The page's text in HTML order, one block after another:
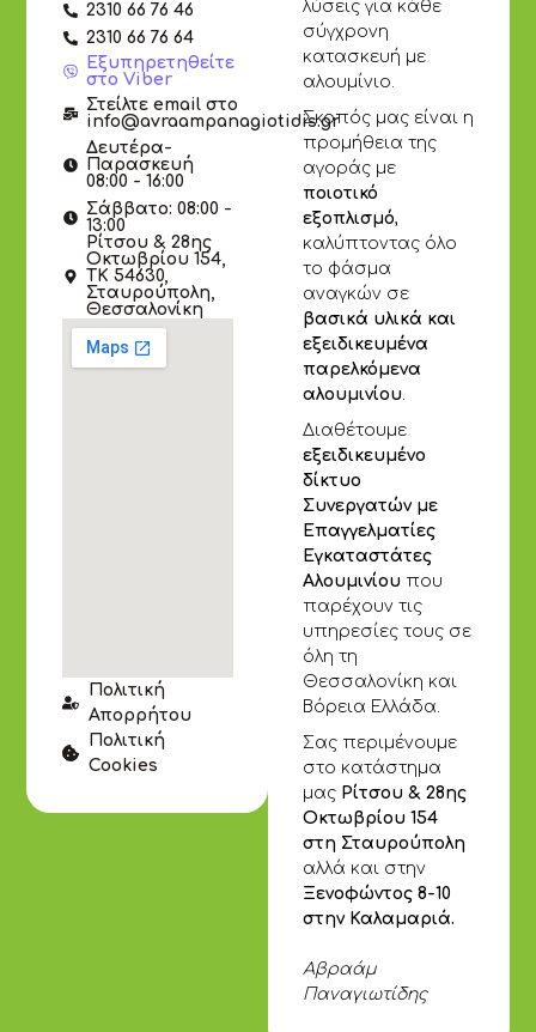
λύσεις για κάθε
σύγχρονη
κατασκευή με
αλουμίνιο.
Σκοπός μας είναι η
προμήθεια της
αγοράς με
ποιοτικό
εξοπλισμό,
καλύπτοντας όλο
το φάσμα
αναγκών σε
βασικά υλικά και
εξειδικευμένα
παρελκόμενα
αλουμινίου.
Διαθέτουμε
εξειδικευμένο
δίκτυο
Συνεργατών με
Επαγγελματίες
Εγκαταστάτες
Αλουμινίου που
παρέχουν τις
υπηρεσίες τους σε
όλη τη
Θεσσαλονίκη και
Βόρεια Ελλάδα.
Σας περιμένουμε
στο κατάστημα
μας Ρίτσου & 28ης
Οκτωβρίου 154
στη Σταυρούπολη
αλλά και στην
Ξενοφώντος 8-10
στην Καλαμαριά.
Αβραάμ
Παναγιωτίδης
2310 66 76 46
2310 66 76 64
Εξυπηρετηθείτε
στο Viber
Στείλτε email στο
info@avraampanagiotidis.gr
Δευτέρα-
Παρασκευή
08:00 - 16:00
Σάββατο: 08:00 -
13:00
Ρίτσου & 28ης
Οκτωβρίου 154,
ΤΚ 54630,
Σταυρούπολη,
Θεσσαλονίκη
Πολιτική
Απορρήτου
Πολιτική
Cookies